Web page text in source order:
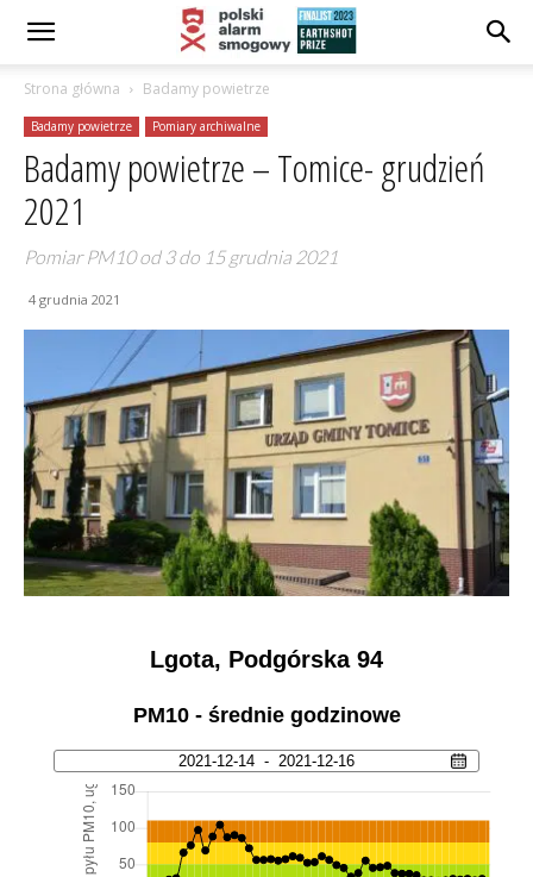
Strona główna Badamy powietrze
Badamy powietrze Pomiary archiwalne
Badamy powietrze – Tomice- grudzień
2021
Pomiar PM10 od 3 do 15 grudnia 2021
4 grudnia 2021